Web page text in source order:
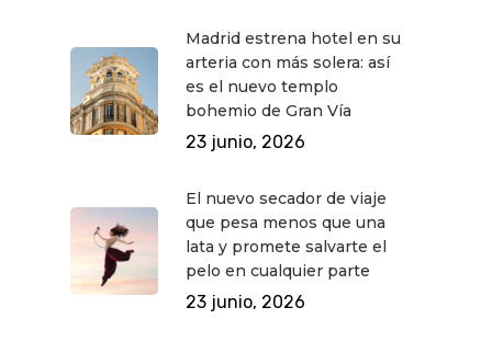
Madrid estrena hotel en su
arteria con más solera: así
es el nuevo templo
bohemio de Gran Vía
23 junio, 2026
El nuevo secador de viaje
que pesa menos que una
lata y promete salvarte el
pelo en cualquier parte
23 junio, 2026